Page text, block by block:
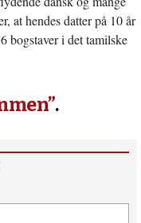
at hendes datter på 10 år
bogstaver i det tamilske
.